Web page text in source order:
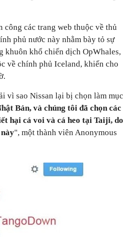
công các trang web thuộc về thủ
phủ nước này nhằm bày tỏ sự
khuôn khổ chiến dịch OpWhales,
về chính phủ Iceland, khiến cho
vì sao Nissan lại bị chọn làm mục
Bản, và chúng tôi đã chọn các
hại cá voi và cá heo tại Taiji, do
", một thành viên Anonymous